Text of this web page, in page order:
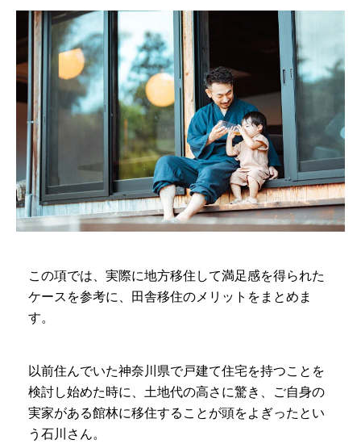
この項では、実際に地方移住して満足感を得られた
ケースを参考に、田舎移住のメリットをまとめま
す。
以前住んでいた神奈川県で戸建て住宅を持つことを
検討し始めた時に、土地代の高さに驚き、ご自身の
実家がある館林に移住することが頭をよぎったとい
う石川さん。